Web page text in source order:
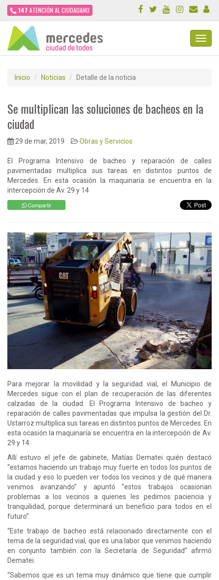
147 ATENCIÓN AL CIUDADANO
Inicio Noticias Detalle de la noticia
Se multiplican las soluciones de bacheos en la
ciudad
29 de mar, 2019 Obras y Servicios
El Programa Intensivo de bacheo y reparación de calles
pavimentadas multiplica sus tareas en distintos puntos de
Mercedes. En esta ocasión la maquinaría se encuentra en la
intercepción de Av. 29 y 14
Compartir
Para mejorar la movilidad y la seguridad vial, el Municipio de
Mercedes sigue con el plan de recuperación de las diferentes
calzadas de la ciudad. El Programa Intensivo de bacheo y
reparación de calles pavimentadas que impulsa la gestión del Dr.
Ustarroz multiplica sus tareas en distintos puntos de Mercedes. En
esta ocasión la maquinaría se encuentra en la intercepción de Av.
29 y 14.
Allí estuvo el jefe de gabinete, Matías Dematei quién destacó
“estamos haciendo un trabajo muy fuerte en todos los puntos de
la ciudad y eso lo pueden ver todos los vecinos y de qué manera
venimos avanzando” y apuntó “estos trabajos ocasionan
problemas a los vecinos a quienes les pedimos paciencia y
tranquilidad, porque determinará un beneficio para todos en el
futuro”.
“Este trabajo de bacheo está relacionado directamente con el
tema de la seguridad vial, que es una labor que venimos haciendo
en conjunto también con la Secretaría de Seguridad” afirmó
Dematei.
“Sabemos que es un tema muy dinámico que tiene que cumplir